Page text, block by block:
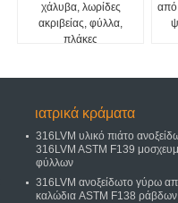
χάλυβα, λωρίδες
ακριβείας, φύλλα,
πλάκες
από
ιατρικά κράματα
316LVM υλικό πιάτο
316LVM ASTM F139
φύλλων
316LVM ανοξείδωτο γύρω
καλώδια ASTM F138